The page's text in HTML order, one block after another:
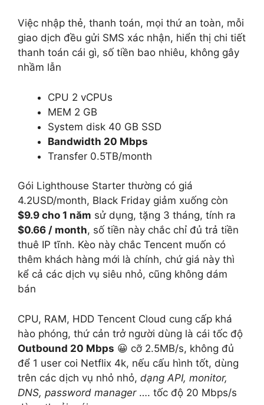
Việc nhập thẻ, thanh toán, mọi thứ an toàn, mỗi
giao dịch đều gửi SMS xác nhận, hiển thị chi tiết
thanh toán cái gì, số tiền bao nhiêu, không gây
nhầm lẫn
CPU 2 vCPUs
MEM 2 GB
System disk 40 GB SSD
Bandwidth 20 Mbps
Transfer 0.5TB/month
Gói Lighthouse Starter thường có giá
4.2USD/month, Black Friday giảm xuống còn
$9.9 cho 1 năm sử dụng, tặng 3 tháng, tính ra
$0.66 / month, số tiền này chắc chỉ đủ trả tiền
thuê IP tĩnh. Kèo này chắc Tencent muốn có
thêm khách hàng mới là chính, chứ giá này thì
kể cả các dịch vụ siêu nhỏ, cũng không dám
bán
CPU, RAM, HDD Tencent Cloud cung cấp khá
hào phóng, thứ cản trở người dùng là cái tốc độ
Outbound 20 Mbps 😀 cỡ 2.5MB/s, không đủ
để 1 user coi Netflix 4k, nếu cấu hình tốt, dùng
trên các dịch vụ nhỏ nhỏ, dạng API, monitor,
DNS, password manager…. tốc độ 20 Mbps/s